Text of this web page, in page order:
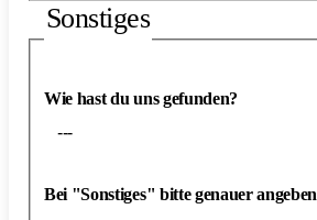
Sonstiges
Wie hast du uns gefunden?
---
Bei "Sonstiges" bitte genauer angeben